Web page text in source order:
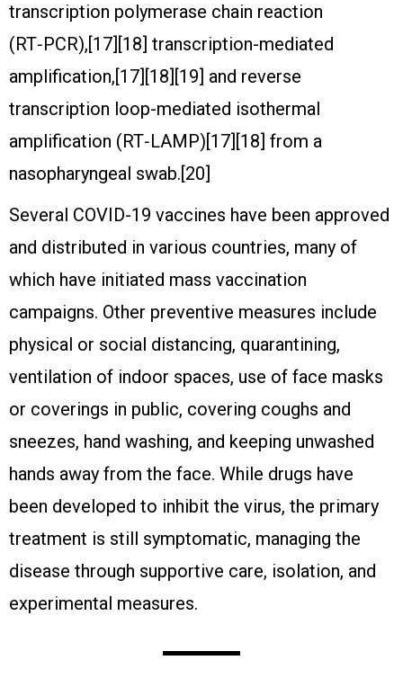
transcription polymerase chain reaction
(RT‑PCR),[17][18] transcription-mediated
amplification,[17][18][19] and reverse
transcription loop-mediated isothermal
amplification (RT‑LAMP)[17][18] from a
nasopharyngeal swab.[20]
Several COVID-19 vaccines have been approved
and distributed in various countries, many of
which have initiated mass vaccination
campaigns. Other preventive measures include
physical or social distancing, quarantining,
ventilation of indoor spaces, use of face masks
or coverings in public, covering coughs and
sneezes, hand washing, and keeping unwashed
hands away from the face. While drugs have
been developed to inhibit the virus, the primary
treatment is still symptomatic, managing the
disease through supportive care, isolation, and
experimental measures.